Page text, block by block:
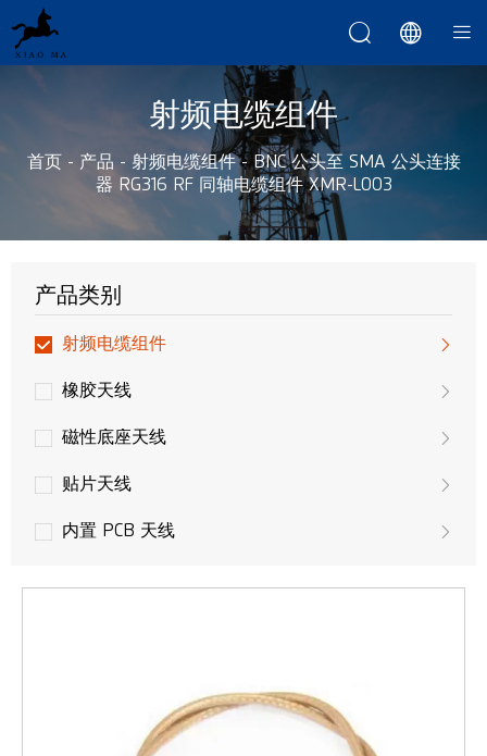
  
射频电缆组件
首页 - 产品 - 射频电缆组件- BNC 公头至 SMA 公头连接
器 RG316 RF 同轴电缆组件 XMR-L003
产品类别
射频电缆组件
橡胶天线
磁性底座天线
贴片天线
内置 PCB 天线
多输入多输出天线